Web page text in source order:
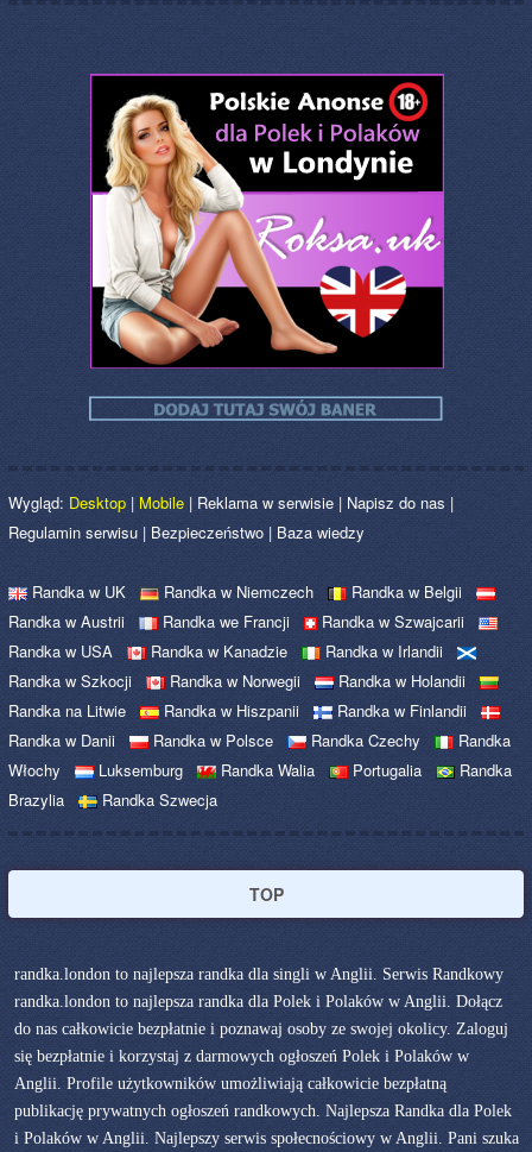
Wygląd: Desktop | Mobile | Reklama w serwisie | Napisz do nas |
Regulamin serwisu | Bezpieczeństwo | Baza wiedzy
Randka w UK Randka w Niemczech
Randka w Belgii
Randka w Austrii
Randka we Francji
Randka w Szwajcarii
Randka w USA
Randka w Kanadzie
Randka w Irlandii
Randka w Szkocji
Randka w Norwegii
Randka w Holandii
Randka na Litwie
Randka w Hiszpanii
Randka w Finlandii
Randka w Danii
Randka w Polsce Randka Czechy
Randka
Włochy
Luksemburg Randka Walia Portugalia
Randka
Brazylia
Randka Szwecja
TOP
randka.london to najlepsza randka dla singli w Anglii. Serwis Randkowy
randka.london to najlepsza randka dla Polek i Polaków w Anglii. Dołącz
do nas całkowicie bezpłatnie i poznawaj osoby ze swojej okolicy. Zaloguj
się bezpłatnie i korzystaj z darmowych ogłoszeń Polek i Polaków w
Anglii. Profile użytkowników umożliwiają całkowicie bezpłatną
publikację prywatnych ogłoszeń randkowych. Najlepsza Randka dla Polek
i Polaków w Anglii. Najlepszy serwis społecnościowy w Anglii. Pani szuka